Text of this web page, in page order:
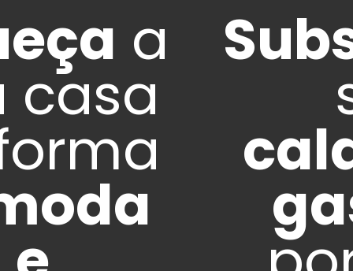
Substituaa
sua
caldeira a
gasóleo